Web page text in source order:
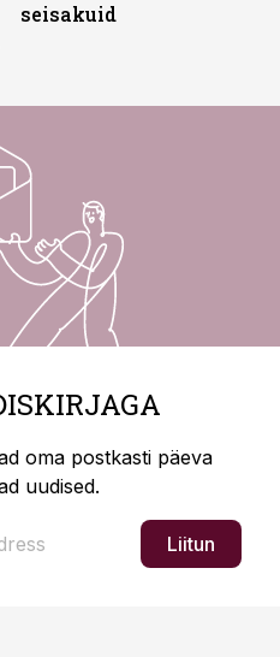
seisakuid
oma postkasti päeva
uudised.
Liitun